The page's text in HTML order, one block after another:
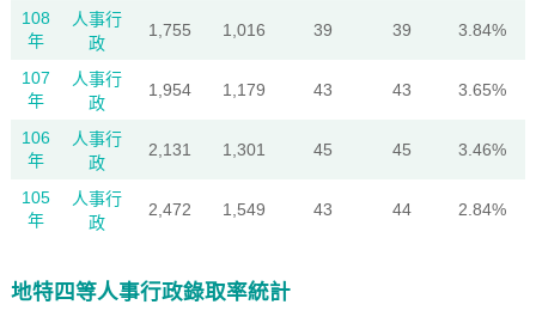
108
年
人事行
政
1,755 1,016 39 39 3.84%
107
年
人事行
政
1,954 1,179 43 43 3.65%
106
年
人事行
政
2,131 1,301 45 45 3.46%
105
年
人事行
政
2,472 1,549 43 44 2.84%
地特四等人事行政錄取率統計